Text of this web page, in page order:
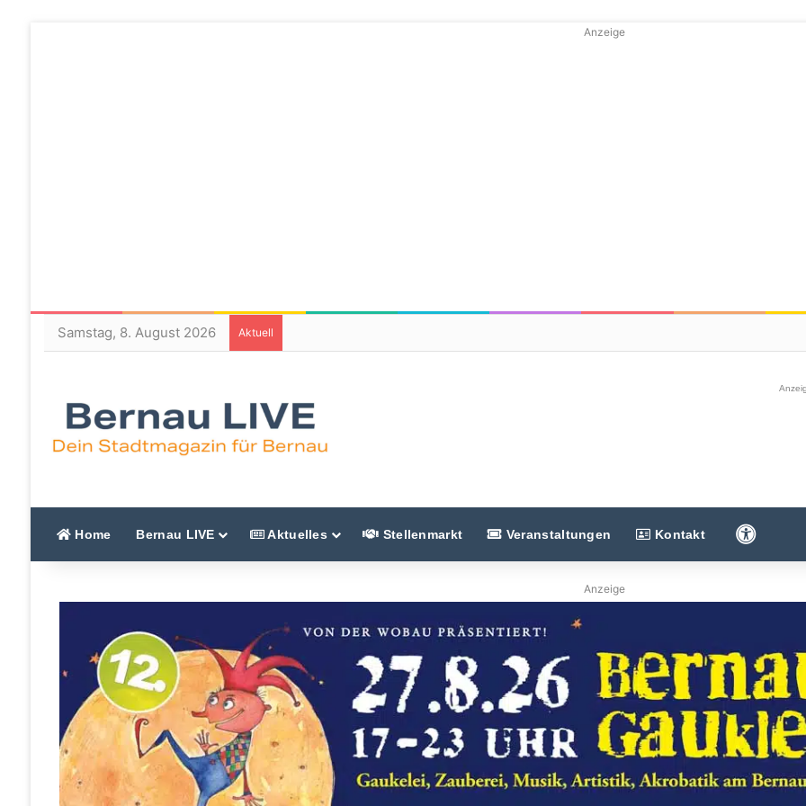
Anzeige
Samstag, 8. August 2026 Aktuell
Home Bernau LIVE Aktuelles Stellenmarkt Veranstaltungen Kontakt
Anzeige